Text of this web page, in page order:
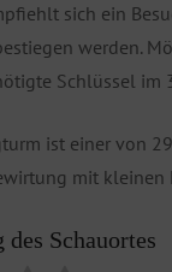
sich ein
werden.
Schlüssel im
ist einer von
mit kleinen
des Schauortes